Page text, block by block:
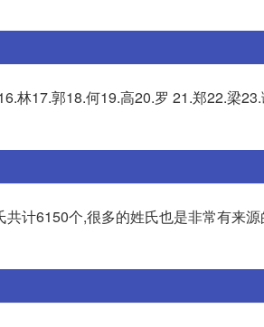
林17.郭18.何19.高20.罗 21.郑22.梁
计6150个,很多的姓氏也是非常有来